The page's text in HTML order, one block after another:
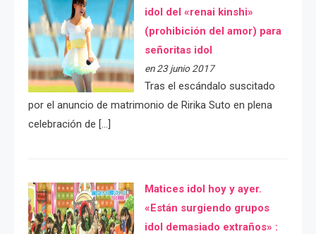
idol del «renai kinshi»
(prohibición del amor) para
señoritas idol
en 23 junio 2017
Tras el escándalo suscitado
por el anuncio de matrimonio de Ririka Suto en plena
celebración de […]
Matices idol hoy y ayer.
«Están surgiendo grupos
idol demasiado extraños» :